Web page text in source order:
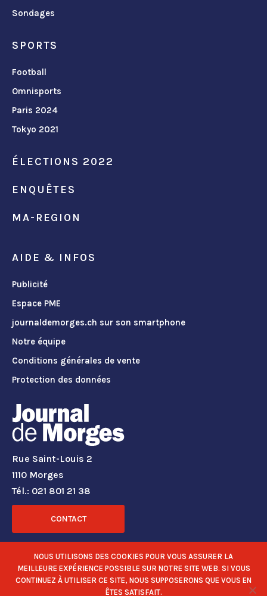
Sondages
SPORTS
Football
Omnisports
Paris 2024
Tokyo 2021
ÉLECTIONS 2022
ENQUÊTES
MA-REGION
AIDE & INFOS
Publicité
Espace PME
journaldemorges.ch sur son smartphone
Notre équipe
Conditions générales de vente
Protection des données
Rue Saint-Louis 2
1110 Morges
Tél.: 021 801 21 38
CONTACT
RÉSEAUX SOCIAUX
NOUS UTILISONS DES COOKIES POUR VOUS ASSURER LA
MEILLEURE EXPÉRIENCE POSSIBLE SUR NOTRE SITE WEB. SI VOUS
CONTINUEZ À UTILISER CE SITE, NOUS SUPPOSERONS QUE VOUS EN
ÊTES SATISFAIT.